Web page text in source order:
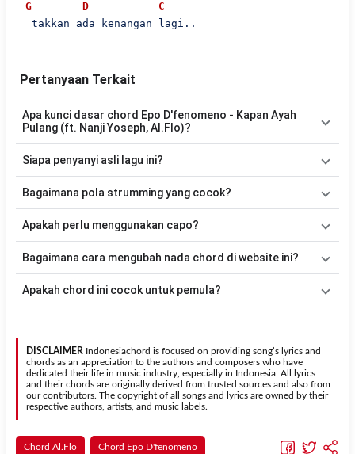
G
D
C
Pertanyaan Terkait
Apa kunci dasar chord Epo D'fenomeno - Kapan Ayah
Pulang (ft. Nanji Yoseph, Al.Flo)?
menggunakan3 chord, yaituG, D, C
maupun gitaris yang ingin belajar memainkan lagu ini.
Siapa penyanyi asli lagu ini?
lagu yang dibawakan olehEpo D'fenomeno. Pada halaman ini
mengubah alur lagu.
Bagaimana pola strumming yang cocok?
acuan, kamu dapat menggunakan pola
laguKapan Ayah Pulang (ft. Nanji Yoseph, Al.Flo).
Apakah perlu menggunakan capo?
kunci dasarG. Jika ingin mengikuti nada asli penyanyi, kamu dapat
kebutuhan.
Bagaimana cara mengubah nada chord di website ini?
Transpose (bawah)untuk menurunkan nada. Seluruh chord akan
Apakah chord ini cocok untuk pemula?
sehingga lebih mudah dipelajari oleh pemula tanpa menghilangkan
struktur dasar lagu.
DISCLAIMER Indonesiachord is focused on providing song’s lyrics and
chords as an appreciation to the authors and composers who have
dedicated their life in music industry, especially in Indonesia. All lyrics
and their chords are originally derived from trusted sources and also from
our contributors. The copyright of all songs and lyrics are owned by their
respective authors, artists, and music labels.
Chord Al.Flo Chord Epo D'fenomeno